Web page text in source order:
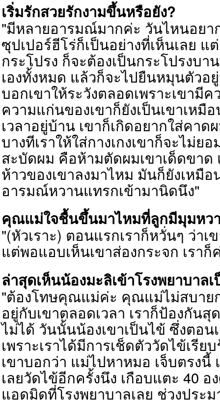
เริ่มรักสวยรักงามขึ้นหรือยัง?
"มีหลายอารมณ์มากค่ะ วันไหนอยา
ซุปเปอร์ฮีโร่ก็เป็นอย่างที่เห็นเลย แ
กระโปรง ก็จะต้องเป็นกระโปรงบา
เองทั้งหมด แล้วก็จะไปยืนหมุนตัวอ
บอกเขาให้ระวังตลอดเพราะเขามี
ความแก่นของเขาก็ยังเป็นเขาเหมื
เวลาอยู่บ้าน เขาก็เกิดอยากใส่คาด
บางทีเราให้ใส่กางเกงเขาก็จะไม่
สะบัดผม คือห้ามตัดผมเขาเด็ดขา
ห้าวของเขาลงมาไหม มันก็ยังเหมื
อารมณ์หวานแทรกเข้ามานิดนึง"
คุณแม่ใจชื้นขึ้นมาไหมที่ลูกมีมุมหว
"(หัวเราะ) ตอนแรกเราก็หวั่นๆ ว่า
แต่พอแอบเห็นเขาส่องกระจก เราก็
ล่าสุดเห็นน้องมะลิเข้าโรงพยาบาล
"ต้องโทษคุณแม่ค่ะ คุณแม่ไม่สบาย
อยู่กับเขาตลอดเวลา เราก็ป้องกัน
ไม่ได้ วันนั้นน้องเขาเป็นไข้ ซึ่งตอน
เพราะเราได้มีการเช็ดตัววัดไข้เรี
เขาบอกว่า แม่ไปหาหมอ เจ็บตรงนี้
เลยวัดไข้อีกครั้งนึง เกือบแตะ 40 อ
แอดมิดที่โรงพยาบาลเลย ช่วงประ